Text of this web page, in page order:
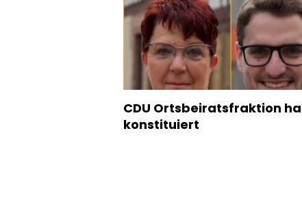
CDU Ortsbeiratsfraktion
konstituiert